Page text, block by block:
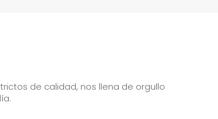
de calidad, nos llena de orgullo